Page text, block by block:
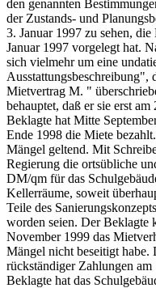
den genannten
der Zustands- und
3. Januar 1997 zu sehen,
Januar 1997 vorgelegt hat.
sich vielmehr um eine
Mietvertrag M. "
behauptet, daß er sie erst
Beklagte hat Mitte
Ende 1998 die Miete
Mängel geltend. Mit
Regierung die ortsübliche
DM/qm für das
Kellerräume, soweit
Teile des
worden seien. Der Beklagte
November 1999 das
Mängel nicht beseitigt
rückständiger Zahlungen
Beklagte hat das